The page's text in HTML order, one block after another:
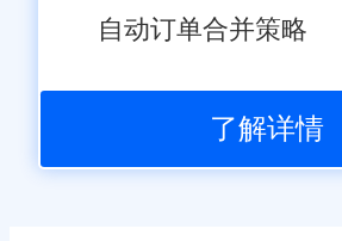
自动订单合并策略
了解详情